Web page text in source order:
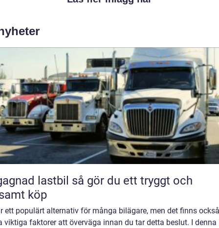
lastbil så gör du ett tryggt och
köp
ett populärt alternativ för många bilägare, men det finns också
viktiga faktorer att överväga innan du tar detta beslut. I denna